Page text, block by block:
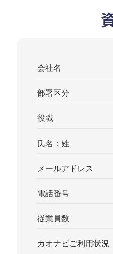
会社名
部署区分
役職
氏名：姓
メールアドレス
電話番号
従業員数
カオナビご利用状況